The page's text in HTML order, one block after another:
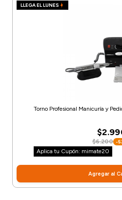
LLEGA EL LUNES
Torno Profesional Manicuría y
$6.200 -
Aplica tu Cupón: mimate20
Agregar al